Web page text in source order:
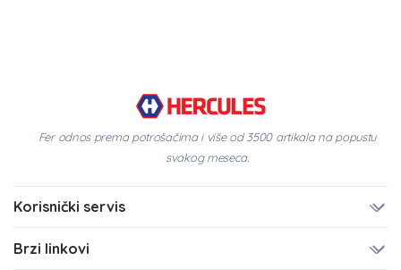
Fer odnos prema potrošačima i više od 3500 artikala na popustu
svakog meseca.
Korisnički servis
Brzi linkovi